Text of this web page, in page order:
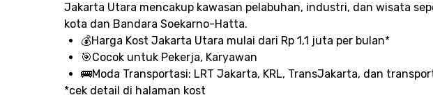
Jakarta Utara mencakup kawasan pelabuhan, industri, dan wisata
kota dan Bandara Soekarno-Hatta.
💰Harga Kost Jakarta Utara mulai dari Rp 1,1 juta per bulan*
🎯Cocok untuk Pekerja, Karyawan
🚌Moda Transportasi: LRT Jakarta, KRL, TransJakarta, dan
*cek detail di halaman kost